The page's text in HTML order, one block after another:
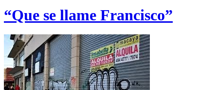
“Que se llame Francisco”